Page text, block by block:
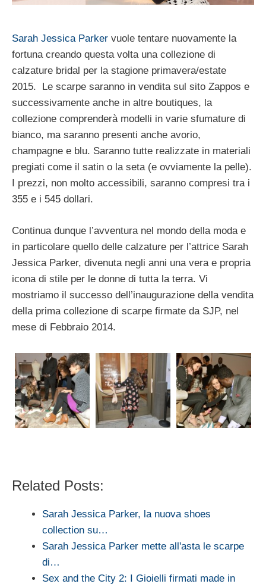
Sarah Jessica Parker vuole tentare nuovamente la
fortuna creando questa volta una collezione di
calzature bridal per la stagione primavera/estate
2015. Le scarpe saranno in vendita sul sito Zappos e
successivamente anche in altre boutiques, la
collezione comprenderà modelli in varie sfumature di
bianco, ma saranno presenti anche avorio,
champagne e blu. Saranno tutte realizzate in materiali
pregiati come il satin o la seta (e ovviamente la pelle).
I prezzi, non molto accessibili, saranno compresi tra i
355 e i 545 dollari.
Continua dunque l’avventura nel mondo della moda e
in particolare quello delle calzature per l’attrice Sarah
Jessica Parker, divenuta negli anni una vera e propria
icona di stile per le donne di tutta la terra. Vi
mostriamo il successo dell’inaugurazione della vendita
della prima collezione di scarpe firmate da SJP, nel
mese di Febbraio 2014.
Related Posts:
Sarah Jessica Parker, la nuova shoes
collection su…
Sarah Jessica Parker mette all'asta le scarpe
di…
Sex and the City 2: I Gioielli firmati made in